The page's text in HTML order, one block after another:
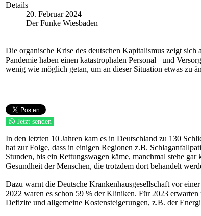
Details
20. Februar 2024
Der Funke Wiesbaden
Die organische Krise des deutschen Kapitalismus zeigt
Pandemie haben einen katastrophalen Personal– und
wenig wie möglich getan, um an dieser Situation etwas zu
Jetzt senden
In den letzten 10 Jahren kam es in Deutschland zu 130
hat zur Folge, dass in einigen Regionen z.B.
Stunden, bis ein Rettungswagen käme, manchmal stehe
Gesundheit der Menschen, die trotzdem dort behandelt
Dazu warnt die Deutsche Krankenhausgesellschaft vor
2022 waren es schon 59 % der Kliniken. Für 2023
Defizite und allgemeine Kostensteigerungen, z.B. der